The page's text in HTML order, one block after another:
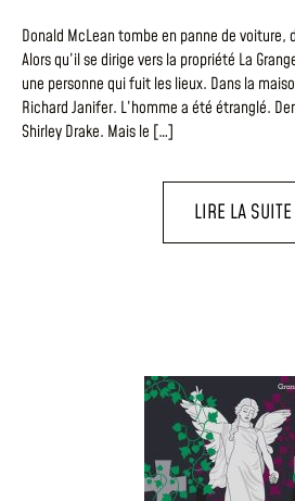
Donald McLean tombe en panne de voiture,
Alors qu’il se dirige vers la propriété La
une personne qui fuit les lieux. Dans la
Richard Janifer. L’homme a été étranglé.
Shirley Drake. Mais le […]
LIRE LA SUITE